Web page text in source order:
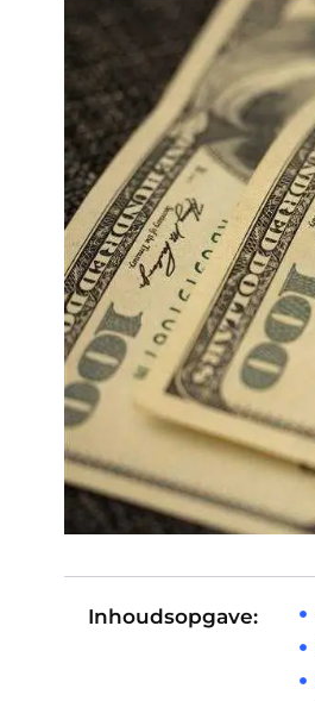
Inhoudsopgave: